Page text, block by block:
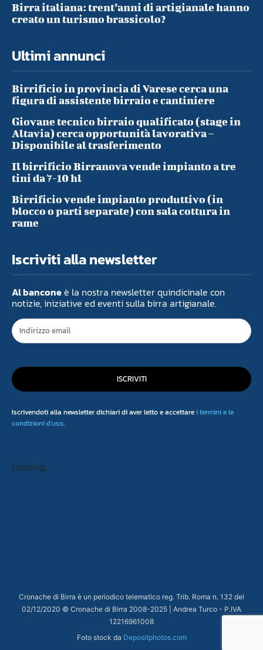
Birra italiana: trent’anni di artigianale hanno
creato un turismo brassicolo?
Ultimi annunci
Birrificio in provincia di Varese cerca una
figura di assistente birraio e cantiniere
Giovane tecnico birraio qualificato (stage in
Altavia) cerca opportunità lavorativa –
Disponibile al trasferimento
Il birrificio Birranova vende impianto a tre
tini da 7-10 hl
Birrificio vende impianto produttivo (in
blocco o parti separate) con sala cottura in
rame
Iscriviti alla newsletter
Al banconeè la nostra newsletter quindicinale con
notizie, iniziative ed eventi sulla birra artigianale.
ISCRIVITI
Iscrivendoti alla newsletter dichiari di aver letto e accettarei termini e le
condizioni d'uso.
Loading...
Cronache di Birra è un periodico telematico reg. Trib. Roma n. 132 del
02/12/2020 © Cronache di Birra 2008-2025 | Andrea Turco - P.IVA
12216961008
Foto stock da Depositphotos.com